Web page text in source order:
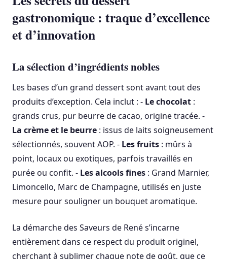
gastronomique : traque d’excellence
et d’innovation
La sélection d’ingrédients nobles
Les bases d’un grand dessert sont avant tout des
produits d’exception. Cela inclut : - Le chocolat :
grands crus, pur beurre de cacao, origine tracée. -
La crème et le beurre : issus de laits soigneusement
sélectionnés, souvent AOP. - Les fruits : mûrs à
point, locaux ou exotiques, parfois travaillés en
purée ou confit. - Les alcools fines : Grand Marnier,
Limoncello, Marc de Champagne, utilisés en juste
mesure pour souligner un bouquet aromatique.
La démarche des Saveurs de René s’incarne
entièrement dans ce respect du produit originel,
cherchant à sublimer chaque note de goût, que ce